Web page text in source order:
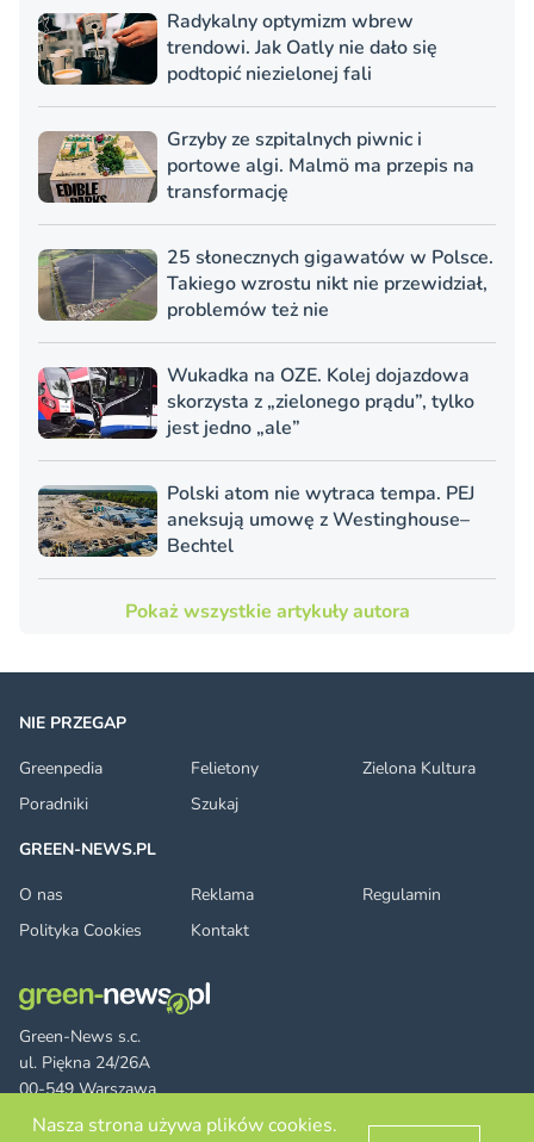
Radykalny optymizm wbrew
trendowi. Jak Oatly nie dało się
podtopić niezielonej fali
Grzyby ze szpitalnych piwnic i
portowe algi. Malmö ma przepis na
transformację
25 słonecznych gigawatów w Polsce.
Takiego wzrostu nikt nie przewidział,
problemów też nie
Wukadka na OZE. Kolej dojazdowa
skorzysta z „zielonego prądu”, tylko
jest jedno „ale”
Polski atom nie wytraca tempa. PEJ
aneksują umowę z Westinghouse–
Bechtel
Pokaż wszystkie artykuły autora
Green-News s.c.
ul. Piękna 24/26A
00-549 Warszawa
NIE PRZEGAP
Greenpedia
Felietony
Zielona Kultura
Poradniki
Szukaj
GREEN-NEWS.PL
O nas
Reklama
Regulamin
Polityka Cookies
Kontakt
Nasza strona używa plików cookies.